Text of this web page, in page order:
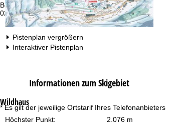
Beratung
0221 888 28 469 *
* Es gilt der jeweilige Ortstarif Ihres Telefonanbieters
Pistenplan vergrößern
Interaktiver Pistenplan
Informationen zum Skigebiet
Wildhaus
Höchster Punkt: 2.076 m